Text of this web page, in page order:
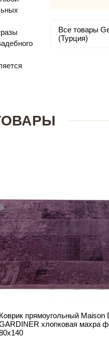
Все товары
(Турция)
Коврик прямоугольный Maison
хлопковая махра